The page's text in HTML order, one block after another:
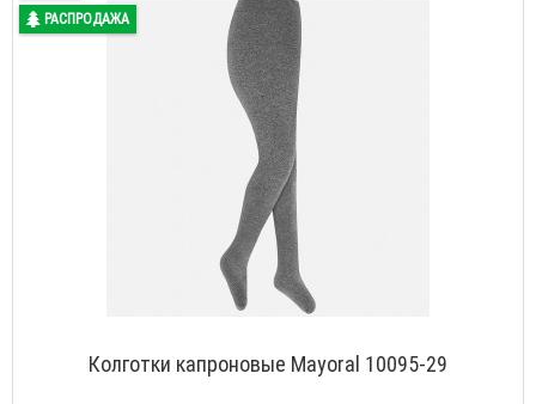
РАСПРОДАЖА
Колготки капроновые Mayoral 10095-29